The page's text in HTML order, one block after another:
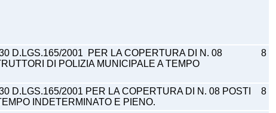
D.LGS.165/2001 PER LA COPERTURA DI N. 08
DI POLIZIA MUNICIPALE A TEMPO
8
D.LGS.165/2001 PER LA COPERTURA DI N. 08 POSTI
INDETERMINATO E PIENO.
8